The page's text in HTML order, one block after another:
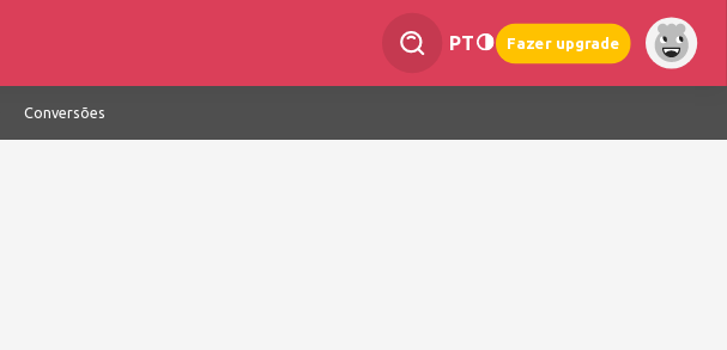
PT Fazer upgrade
Conversões